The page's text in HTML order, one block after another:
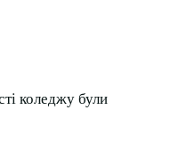
коледжу були